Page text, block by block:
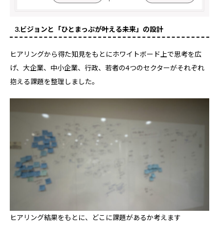
3.ビジョンと「ひとまっぷが叶える未来」の設計
ヒアリングから得た知見をもとにホワイトボード上で思考を広
げ、大企業、中小企業、行政、若者の4つのセクターがそれぞれ
抱える課題を整理しました。
ヒアリング結果をもとに、どこに課題があるか考えます